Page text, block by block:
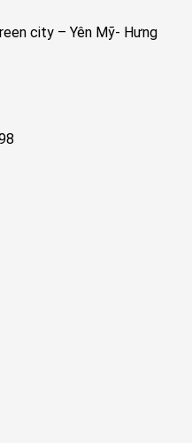
city – Yên Mỹ- Hưng